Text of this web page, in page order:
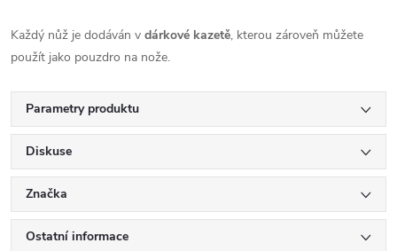
Každý nůž je dodáván v dárkové kazetě, kterou zároveň můžete
použít jako pouzdro na nože.
Parametry produktu
Diskuse
Značka
Ostatní informace